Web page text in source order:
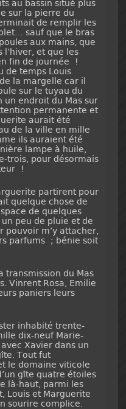
au bassin situé plus
sur la pierre du
de remplir les
sauf que le bras
aux mains, que
l’hiver, et que les
fin de journée !
de temps Louis
la margelle car il
sur le tuyau du
endroit du Mas sur
permanente et
aurait été
de la ville en mille
ils auraient été
lampe à huile,
trois, pour désormais
!
partirent pour
quelque chose de
de quelques
un peu de pluie et de
pouvoir m’y attacher,
parfums ; bénie soit
transmission du Mas
Vinrent Rosa, Emilie
paniers leurs
inhabité trente-
dix-neuf Marie-
Xavier dans un
Tout fut
le domaine viticole
gîte quatre étoiles
là-haut, parmi les
Louis et Marguerite
sourire complice.